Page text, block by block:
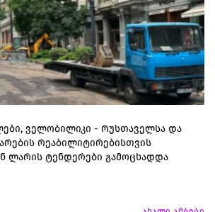
ველობილიკი - რუსთაველსა და
რეაბილიტირებისთვის
ლარის ტენდერები გამოცხადდა